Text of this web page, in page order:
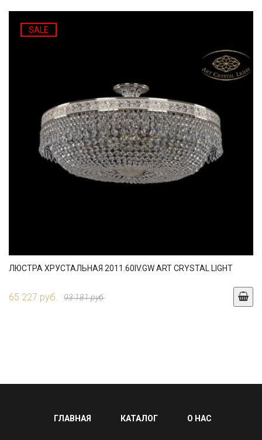
SALE
ЛЮСТРА ХРУСТАЛЬНАЯ 2011.60IV.GW ART CRYSTAL LIGHT
65 227 руб. 93 181 руб.
ГЛАВНАЯ КАТАЛОГ О НАС